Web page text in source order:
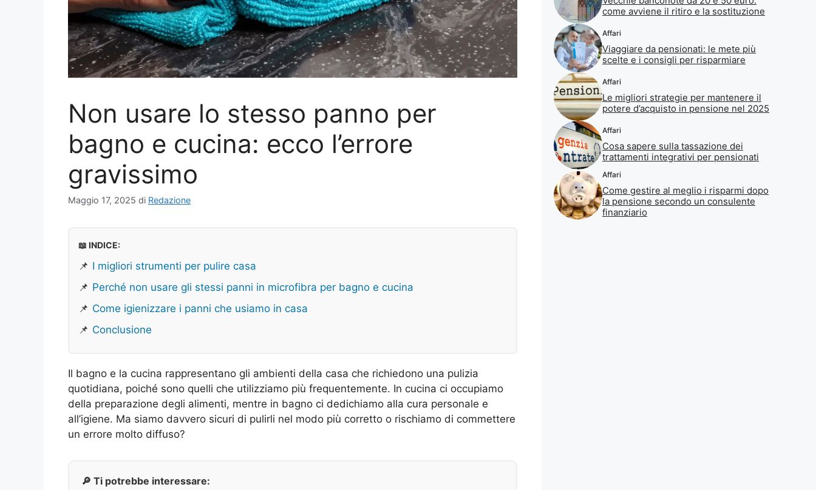
Non usare lo stesso panno per
bagno e cucina: ecco l’errore
gravissimo
Maggio 17, 2025 di Redazione
📖 INDICE:
📌 I migliori strumenti per pulire casa
📌 Perché non usare gli stessi panni in microfibra per bagno e cucina
📌 Come igienizzare i panni che usiamo in casa
📌 Conclusione
Il bagno e la cucina rappresentano gli ambienti della casa che richiedono una pulizia
quotidiana, poiché sono quelli che utilizziamo più frequentemente. In cucina ci occupiamo
della preparazione degli alimenti, mentre in bagno ci dedichiamo alla cura personale e
all’igiene. Ma siamo davvero sicuri di pulirli nel modo più corretto o rischiamo di commettere
un errore molto diffuso?
🔎 Ti potrebbe interessare:
come avviene il ritiro e la sostituzione
Affari
Viaggiare da pensionati: le mete più
scelte e i consigli per risparmiare
Affari
Le migliori strategie per mantenere il
potere d’acquisto in pensione nel 2025
Affari
Cosa sapere sulla tassazione dei
trattamenti integrativi per pensionati
Affari
Come gestire al meglio i risparmi dopo
la pensione secondo un consulente
finanziario